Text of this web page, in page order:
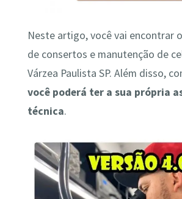
Neste artigo, você vai encontrar
de consertos e manutenção de
Várzea Paulista SP. Além disso,
você poderá ter a sua própria
técnica.